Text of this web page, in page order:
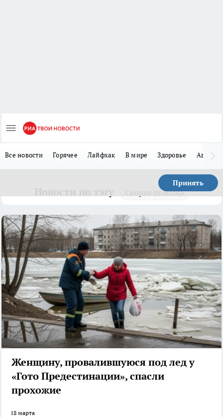
Все новости Горячее Лайфхак В мире Здоровье Авто
Принять
Скорая помощь
Женщину, провалившуюся под лед у
«Гото Предестинации», спасли
прохожие
18 марта